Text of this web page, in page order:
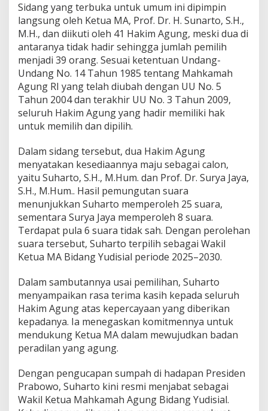
Sidang yang terbuka untuk umum ini dipimpin
langsung oleh Ketua MA, Prof. Dr. H. Sunarto, S.H.,
M.H., dan diikuti oleh 41 Hakim Agung, meski dua di
antaranya tidak hadir sehingga jumlah pemilih
menjadi 39 orang. Sesuai ketentuan Undang-
Undang No. 14 Tahun 1985 tentang Mahkamah
Agung RI yang telah diubah dengan UU No. 5
Tahun 2004 dan terakhir UU No. 3 Tahun 2009,
seluruh Hakim Agung yang hadir memiliki hak
untuk memilih dan dipilih.
Dalam sidang tersebut, dua Hakim Agung
menyatakan kesediaannya maju sebagai calon,
yaitu Suharto, S.H., M.Hum. dan Prof. Dr. Surya Jaya,
S.H., M.Hum.. Hasil pemungutan suara
menunjukkan Suharto memperoleh 25 suara,
sementara Surya Jaya memperoleh 8 suara.
Terdapat pula 6 suara tidak sah. Dengan perolehan
suara tersebut, Suharto terpilih sebagai Wakil
Ketua MA Bidang Yudisial periode 2025–2030.
Dalam sambutannya usai pemilihan, Suharto
menyampaikan rasa terima kasih kepada seluruh
Hakim Agung atas kepercayaan yang diberikan
kepadanya. Ia menegaskan komitmennya untuk
mendukung Ketua MA dalam mewujudkan badan
peradilan yang agung.
Dengan pengucapan sumpah di hadapan Presiden
Prabowo, Suharto kini resmi menjabat sebagai
Wakil Ketua Mahkamah Agung Bidang Yudisial.